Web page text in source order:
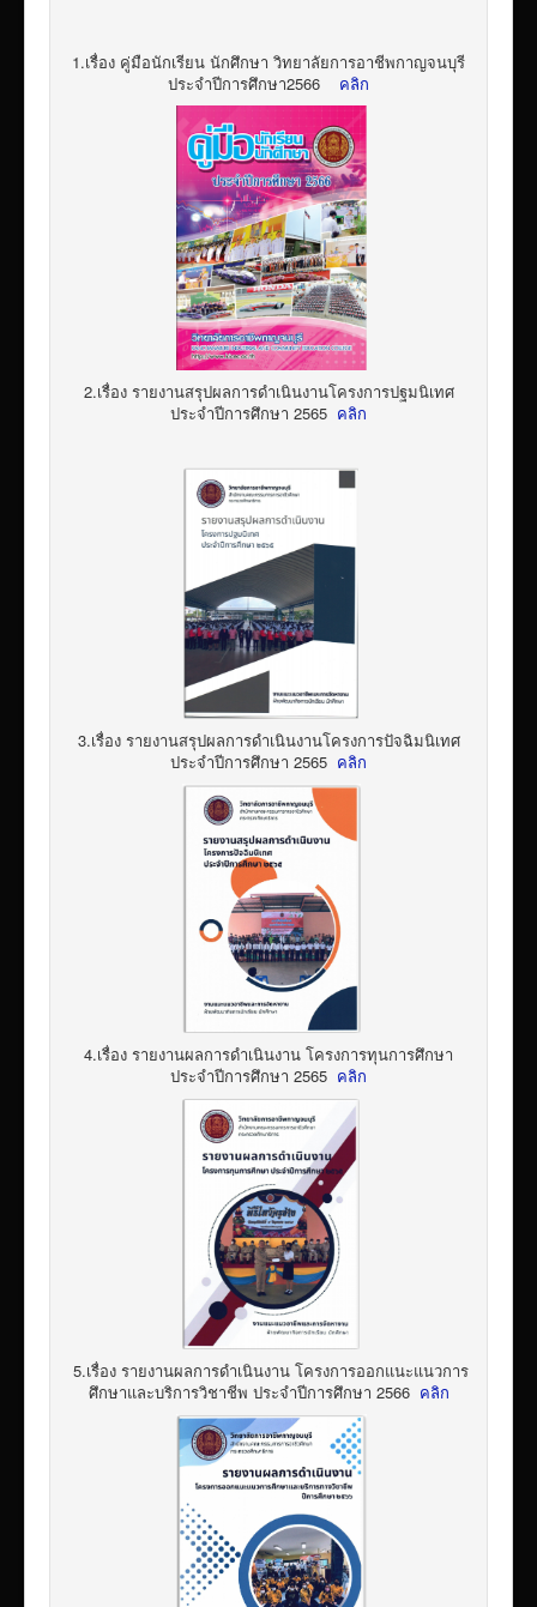
1.เรื่อง คู่มือนักเรียน นักศึกษา วิทยาลัยการอาชีพกาญจนบุรี
ประจำปีการศึกษา2566
คลิก
2.เรื่อง รายงานสรุปผลการดำเนินงานโครงการปฐมนิเทศ
ประจำปีการศึกษา 2565 คลิก
3.เรื่อง รายงานสรุปผลการดำเนินงานโครงการปัจฉิมนิเทศ
ประจำปีการศึกษา 2565 คลิก
4.เรื่อง รายงานผลการดำเนินงาน โครงการทุนการศึกษา
ประจำปีการศึกษา 2565 คลิก
5.เรื่อง รายงานผลการดำเนินงาน โครงการออกแนะแนวการ
ศึกษาและบริการวิชาชีพ ประจำปีการศึกษา 2566 คลิก